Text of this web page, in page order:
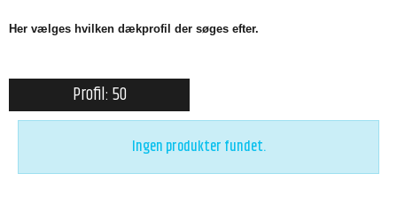
Her vælges hvilken dækprofil der søges efter.
Profil: 50
Ingen produkter fundet.